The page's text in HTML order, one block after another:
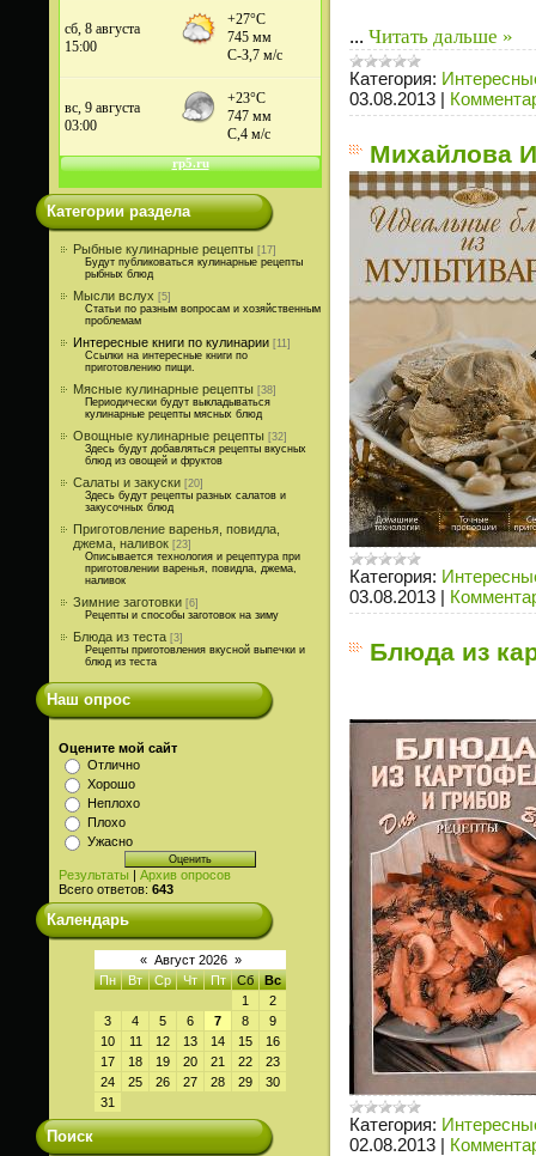
Категории раздела
Рыбные кулинарные рецепты [17]
Будут публиковаться кулинарные рецепты
рыбных блюд
Мысли вслух [5]
Статьи по разным вопросам и хозяйственным
проблемам
Интересные книги по кулинарии [11]
Ссылки на интересные книги по
приготовлению пищи.
Мясные кулинарные рецепты [38]
Периодически будут выкладываться
кулинарные рецепты мясных блюд
Овощные кулинарные рецепты [32]
Здесь будут добавляться рецепты вкусных
блюд из овощей и фруктов
Салаты и закуски [20]
Здесь будут рецепты разных салатов и
закусочных блюд
Приготовление варенья, повидла,
джема, наливок [23]
Описывается технология и рецептура при
приготовлении варенья, повидла, джема,
наливок
Зимние заготовки [6]
Рецепты и способы заготовок на зиму
Блюда из теста [3]
Рецепты приготовления вкусной выпечки и
блюд из теста
Наш опрос
Оцените мой сайт
Отлично
Хорошо
Неплохо
Плохо
Ужасно
Результаты | Архив опросов
Всего ответов: 643
Календарь
« Август 2026 »
Пн
Вт Ср Чт Пт Сб
Вс
1
2
3
4 5 6 7 8
9
10
11 12 13 14 15
16
17
18 19 20 21 22
23
24
25 26 27 28 29
30
31
Поиск
... Читать дальше »
Категория:
03.08.2013 |
Михайлова
Категория:
03.08.2013 |
Блюда из
Категория:
02.08.2013 |